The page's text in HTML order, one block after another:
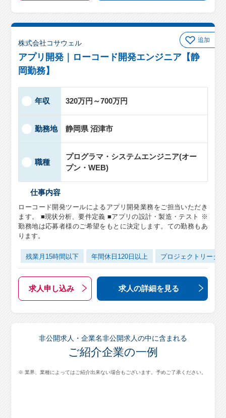
追加
株式会社コサウェル
アプリ開発｜ローコード開発エンジニア【静
岡勤務】
年収 320万円～700万円
勤務地 静岡県 沼津市
職種
プログラマ・システムエンジニア(オー
プン・WEB)
仕事内容
ローコード開発ツールによるアプリ開発業務をご担当いただき
ます。 ■現状分析、要件定義 ■アプリの設計・製造・テスト ※
勤務地は応募者様のご希望をもとに決定します。ての勤務もあ
ります。
残業月15時間以下 年間休日120日以上 プロジェクトリーダー
求人申し込み 求人の詳細を見る
非公開求人・企業名非公開求人の中に含まれる
ご紹介企業の一例
※ 業界、業種によってはご紹介出来ない場合もございます。予めご了承ください。